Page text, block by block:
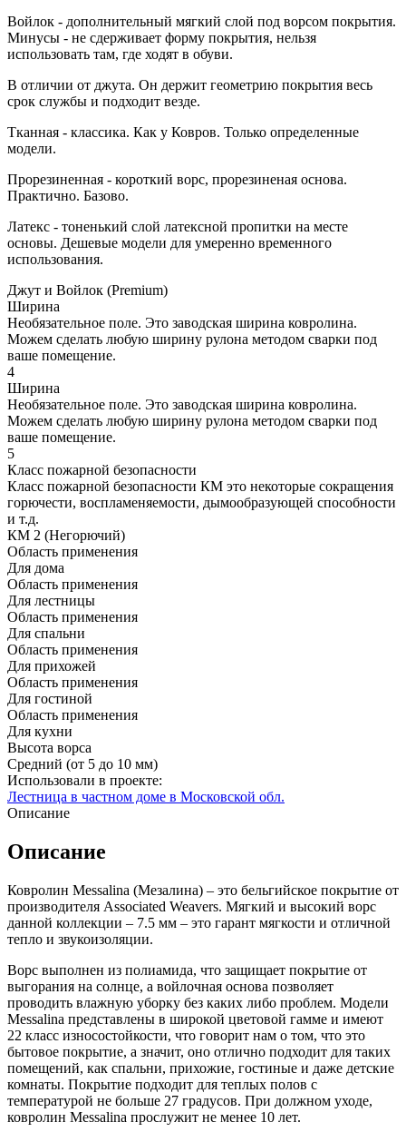
Войлок - дополнительный мягкий слой под ворсом покрытия.
Минусы - не сдерживает форму покрытия, нельзя
использовать там, где ходят в обуви.
В отличии от джута. Он держит геометрию покрытия весь
срок службы и подходит везде.
Тканная - классика. Как у Ковров. Только определенные
модели.
Прорезиненная - короткий ворс, прорезиненая основа.
Практично. Базово.
Латекс - тоненький слой латексной пропитки на месте
основы. Дешевые модели для умеренно временного
использования.
Джут и Войлок (Premium)
Ширина
Необязательное поле. Это заводская ширина ковролина.
Можем сделать любую ширину рулона методом сварки под
ваше помещение.
4
Ширина
Необязательное поле. Это заводская ширина ковролина.
Можем сделать любую ширину рулона методом сварки под
ваше помещение.
5
Класс пожарной безопасности
Класс пожарной безопасности КМ это некоторые сокращения
горючести, воспламеняемости, дымообразующей способности
и т.д.
КМ 2 (Негорючий)
Область применения
Для дома
Область применения
Для лестницы
Область применения
Для спальни
Область применения
Для прихожей
Область применения
Для гостиной
Область применения
Для кухни
Высота ворса
Средний (от 5 до 10 мм)
Использовали в проекте:
Лестница в частном доме в Московской обл.
Описание
Описание
Ковролин Messalina (Мезалина) – это бельгийское покрытие от
производителя Associated Weavers. Мягкий и высокий ворс
данной коллекции – 7.5 мм – это гарант мягкости и отличной
тепло и звукоизоляции.
Ворс выполнен из полиамида, что защищает покрытие от
выгорания на солнце, а войлочная основа позволяет
проводить влажную уборку без каких либо проблем. Модели
Messalina представлены в широкой цветовой гамме и имеют
22 класс износостойкости, что говорит нам о том, что это
бытовое покрытие, а значит, оно отлично подходит для таких
помещений, как спальни, прихожие, гостиные и даже детские
комнаты. Покрытие подходит для теплых полов с
температурой не больше 27 градусов. При должном уходе,
ковролин Messalina прослужит не менее 10 лет.